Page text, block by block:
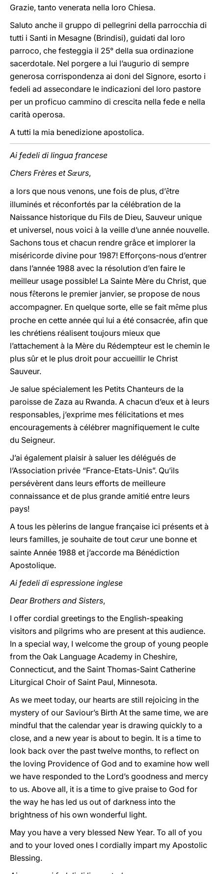
Grazie, tanto venerata nella loro Chiesa.
Saluto anche il gruppo di pellegrini della parrocchia di
tutti i Santi in Mesagne (Brindisi), guidati dal loro
parroco, che festeggia il 25° della sua ordinazione
sacerdotale. Nel porgere a lui l’augurio di sempre
generosa corrispondenza ai doni del Signore, esorto i
fedeli ad assecondare le indicazioni del loro pastore
per un proficuo cammino di crescita nella fede e nella
carità operosa.
A tutti la mia benedizione apostolica.
Ai fedeli di lingua francese
Chers Frères et Sœurs,
a lors que nous venons, une fois de plus, d’être
illuminés et réconfortés par la célébration de la
Naissance historique du Fils de Dieu, Sauveur unique
et universel, nous voici à la veille d’une année nouvelle.
Sachons tous et chacun rendre grâce et implorer la
miséricorde divine pour 1987! Efforçons-nous d’entrer
dans l’année 1988 avec la résolution d’en faire le
meilleur usage possible! La Sainte Mère du Christ, que
nous fêterons le premier janvier, se propose de nous
accompagner. En quelque sorte, elle se fait même plus
proche en cette année qui lui a été consacrée, afin que
les chrétiens réalisent toujours mieux que
l’attachement à la Mère du Rédempteur est le chemin le
plus sûr et le plus droit pour accueillir le Christ
Sauveur.
Je salue spécialement les Petits Chanteurs de la
paroisse de Zaza au Rwanda. A chacun d’eux et à leurs
responsables, j’exprime mes félicitations et mes
encouragements à célébrer magnifiquement le culte
du Seigneur.
J’ai également plaisir à saluer les délégués de
l’Association privée “France-Etats-Unis”. Qu’ils
persévèrent dans leurs efforts de meilleure
connaissance et de plus grande amitié entre leurs
pays!
A tous les pèlerins de langue française ici présents et à
leurs familles, je souhaite de tout cœur une bonne et
sainte Année 1988 et j’accorde ma Bénédiction
Apostolique.
Ai fedeli di espressione inglese
Dear Brothers and Sisters,
I offer cordial greetings to the English-speaking
visitors and pilgrims who are present at this audience.
In a special way, I welcome the group of young people
from the Oak Language Academy in Cheshire,
Connecticut, and the Saint Thomas-Saint Catherine
Liturgical Choir of Saint Paul, Minnesota.
As we meet today, our hearts are still rejoicing in the
mystery of our Saviour’s Birth At the same time, we are
mindful that the calendar year is drawing quickly to a
close, and a new year is about to begin. It is a time to
look back over the past twelve months, to reflect on
the loving Providence of God and to examine how well
we have responded to the Lord’s goodness and mercy
to us. Above all, it is a time to give praise to God for
the way he has led us out of darkness into the
brightness of his own wonderful light.
May you have a very blessed New Year. To all of you
and to your loved ones I cordially impart my Apostolic
Blessing.